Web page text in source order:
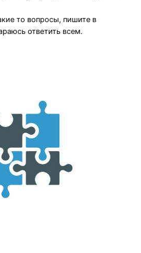
то вопросы, пишите в
ответить всем.